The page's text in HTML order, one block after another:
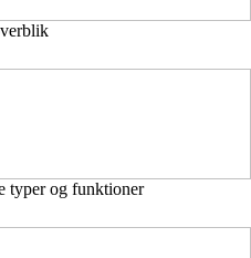
typer og funktioner